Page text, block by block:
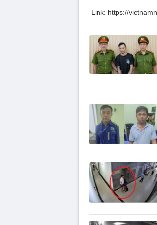
Link: https://